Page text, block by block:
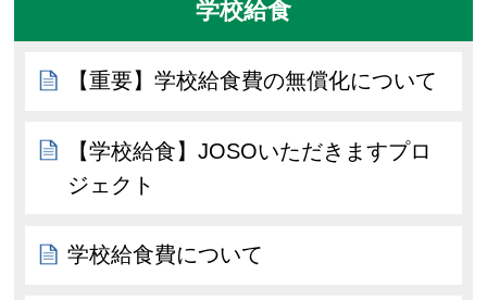
学校給食
【重要】学校給食費の無償化について
【学校給食】JOSOいただきますプロ
ジェクト
学校給食費について